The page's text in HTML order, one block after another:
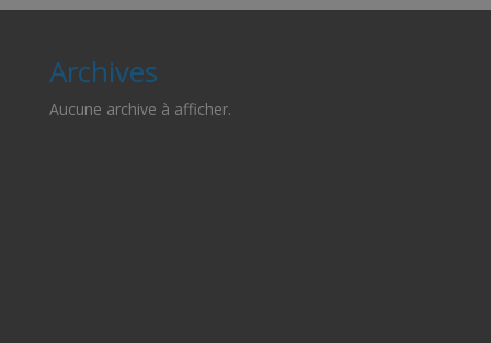
Archives
Aucune archive à afficher.